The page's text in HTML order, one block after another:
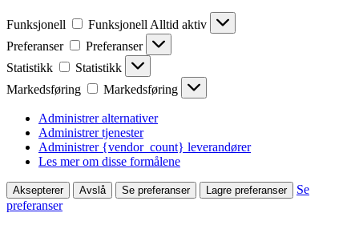
Funksjonell Funksjonell Alltid aktiv
Preferanser
Preferanser
Statistikk
Statistikk
Markedsføring
Markedsføring
Administrer alternativer
Administrer tjenester
Administrer {vendor_count} leverandører
Les mer om disse formålene
Aksepterer Avslå Se preferanser Lagre preferanser
Se
preferanser